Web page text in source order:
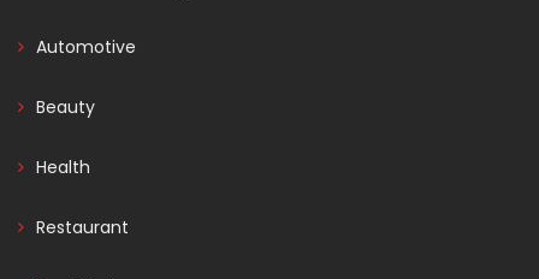
Automotive
Beauty
Health
Restaurant